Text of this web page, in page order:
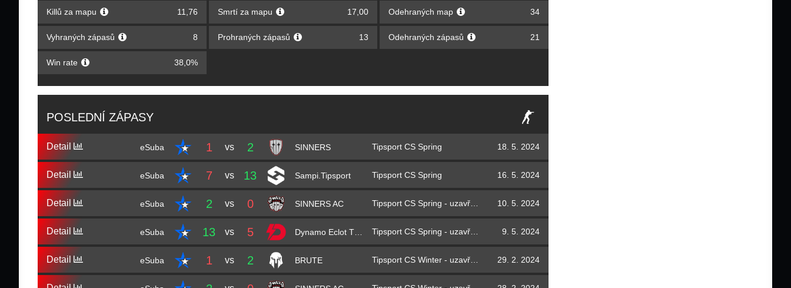
Killů za mapu 11,76 Smrtí za mapu 17,00 Odehraných map 34
Vyhraných zápasů 8 Prohraných zápasů 13 Odehraných zápasů 21
Win rate 38,0%
POSLEDNÍ ZÁPASY
Detail eSuba 1 vs 2 SINNERS Tipsport CS Spring 18. 5. 2024
Detail eSuba 7 vs 13 Sampi.Tipsport Tipsport CS Spring 16. 5. 2024
Detail eSuba 2 vs 0 SINNERS AC Tipsport CS Spring - uzavřená kvalifikace 10. 5. 2024
Detail eSuba 13 vs 5 Tipsport CS Spring - uzavřená kvalifikace 9. 5. 2024
Detail eSuba 1 vs 2 BRUTE Tipsport CS Winter - uzavřená kvalifikace 29. 2. 2024